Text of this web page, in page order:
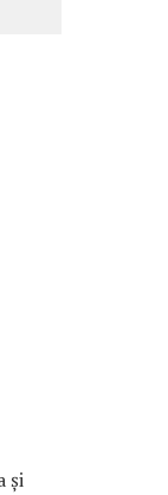
şi